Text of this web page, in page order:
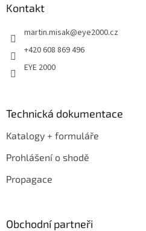
Kontakt
martin.misak@eye2000.cz
+420 608 869 496
EYE 2000
Technická dokumentace
Katalogy + formuláře
Prohlášení o shodě
Propagace
Obchodní partneři